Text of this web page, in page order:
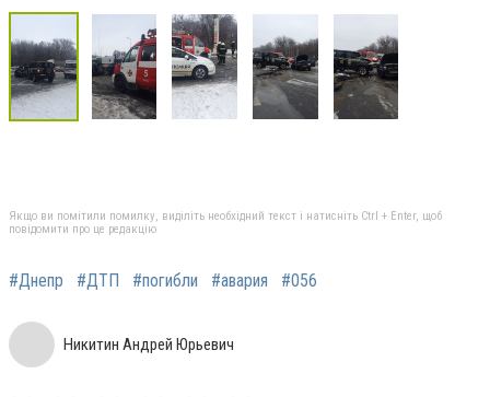
Якщо ви помітили помилку, виділіть необхідний текст і натисніть Ctrl + Enter, щоб
повідомити про це редакцію
#Днепр #ДТП #погибли #авария #056
Никитин Андрей Юрьевич